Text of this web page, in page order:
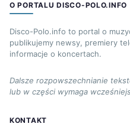
O PORTALU DISCO-POLO.INFO
Disco-Polo.info to portal o
publikujemy newsy, premiery
informacje o koncertach.
Dalsze rozpowszechnianie
lub w części wymaga
KONTAKT